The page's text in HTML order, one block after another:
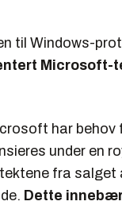
til Windows-
Microsoft-
har
under en
fra salget
Dette